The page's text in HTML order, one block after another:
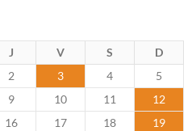
J V S
D
2 3 4
5
9 10 11
12
16 17 18
19